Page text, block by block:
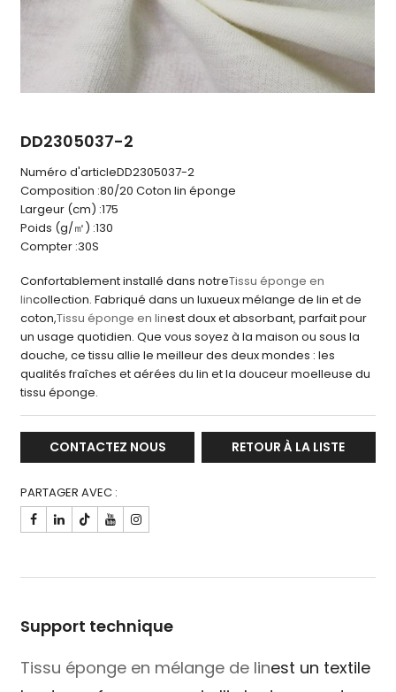
DD2305037-2
Numéro d'articleDD2305037-2
Composition :80/20 Coton lin éponge
Largeur (cm) :175
Poids (g/㎡) :130
Compter :30S
Confortablement installé dans notreTissu éponge en
lincollection. Fabriqué dans un luxueux mélange de lin et de
coton,Tissu éponge en linest doux et absorbant, parfait pour
un usage quotidien. Que vous soyez à la maison ou sous la
douche, ce tissu allie le meilleur des deux mondes : les
qualités fraîches et aérées du lin et la douceur moelleuse du
tissu éponge.
CONTACTEZ NOUS RETOUR À LA LISTE
PARTAGER AVEC :

Support technique
Tissu éponge en mélange de linest un textile